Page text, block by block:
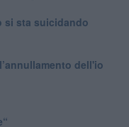
si sta suicidando
dell'io